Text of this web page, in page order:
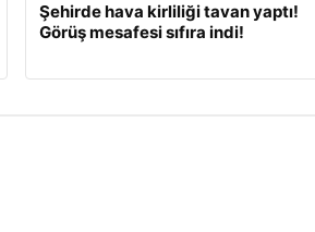
Şehirde hava kirliliği tavan yaptı!
Görüş mesafesi sıfıra indi!